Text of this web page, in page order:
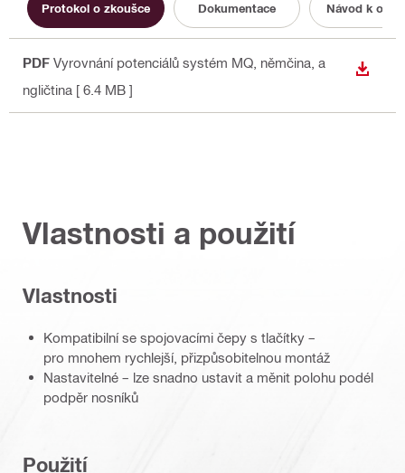
Protokol o zkoušce Dokumentace Návod k
PDF Vyrovnání potenciálů systém MQ , němčina, a
ngličtina [ 6.4 MB ]
Vlastnosti a použití
Vlastnosti
Kompatibilní se spojovacími čepy s tlačítky –
pro mnohem rychlejší, přizpůsobitelnou montáž
Nastavitelné – lze snadno ustavit a měnit polohu podél
podpěr nosníků
Použití